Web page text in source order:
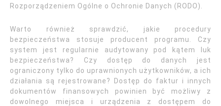
Rozporządzeniem Ogólne o Ochronie Danych (RODO).
Warto również sprawdzić, jakie procedury
bezpieczeństwa stosuje producent programu. Czy
system jest regularnie audytowany pod kątem luk
bezpieczeństwa? Czy dostęp do danych jest
ograniczony tylko do uprawnionych użytkowników, a ich
działania są rejestrowane? Dostęp do faktur i innych
dokumentów finansowych powinien być możliwy z
dowolnego miejsca i urządzenia z dostępem do